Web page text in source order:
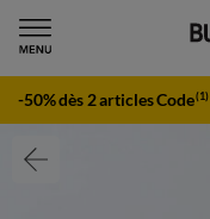
-50% dès 2 articles Code(1)